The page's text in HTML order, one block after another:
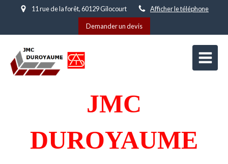
11 rue de la forêt, 60129 Gilocourt Afficher le téléphone
Demander un devis
JMC
DUROYAUME